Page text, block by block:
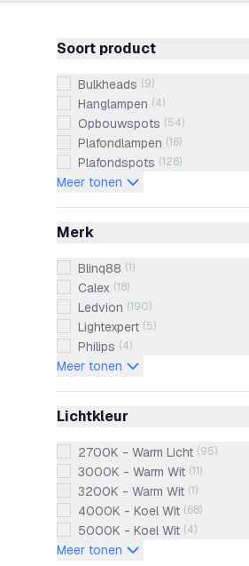
Soort product
Bulkheads (9)
Hanglampen (4)
Opbouwspots (54)
Plafondlampen (16)
Plafondspots (126)
Meer tonen
Merk
Blinq88 (1)
Calex (18)
Ledvion (190)
Lightexpert (5)
Philips (4)
Meer tonen
Lichtkleur
2700K - Warm Licht (95)
3000K - Warm Wit (11)
3200K - Warm Wit (1)
4000K - Koel Wit (68)
5000K - Koel Wit (4)
Meer tonen